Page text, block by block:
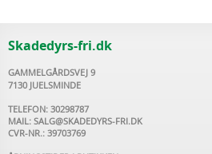
Skadedyrs-fri.dk
GAMMELGÅRDSVEJ 9
7130 JUELSMINDE
TELEFON: 30298787
MAIL: SALG@SKADEDYRS-FRI.DK
CVR-NR.: 39703769